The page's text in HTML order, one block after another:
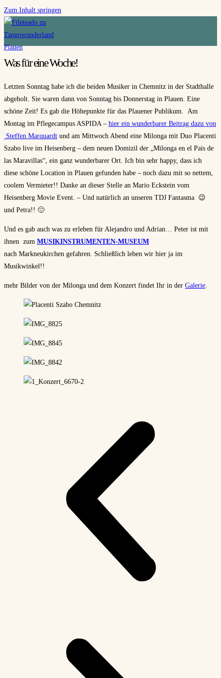
Zum Inhalt springen
Was für eine Woche!
Letzten Sonntag habe ich die beiden Musiker in Chemnitz in der Stadthalle
abgeholt. Sie waren dann von Sonntag bis Donnerstag in Plauen. Eine
schöne Zeit! Es gab die Höhepunkte für das Plauener Publikum. Am
Montag im Pflegecampus ASPIDA – hier ein wunderbarer Beitrag dazu von
Steffen Marquardt und am Mittwoch Abend eine Milonga mit Duo Placenti
Szabo live im Heisenberg – dem neuen Domizil der „Milonga en el Pais de
las Maravillas“, ein ganz wunderbarer Ort. Ich bin sehr happy, dass ich
diese schöne Location in Plauen gefunden habe – noch dazu mit so nettem,
coolem Vermieter!! Danke an dieser Stelle an Mario Eckstein vom
Heisenberg Movie Event. – Und natürlich an unseren TDJ Fantasma 😉
und Petra!! 🙂
Und es gab auch was zu erleben für Alejandro und Adrian… Peter ist mit
ihnen zum MUSIKINSTRUMENTEN­-MUSEUM
nach Markneukirchen gefahren. Schließlich leben wir hier ja im
Musikwinkel!!
mehr Bilder von der Milonga und dem Konzert findet Ihr in der Galerie.